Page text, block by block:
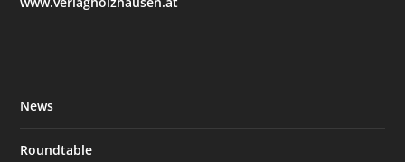
News
Roundtable